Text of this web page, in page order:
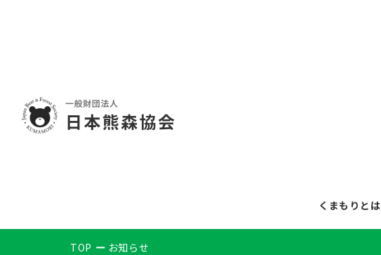
くまもりとは
TOP お知らせ